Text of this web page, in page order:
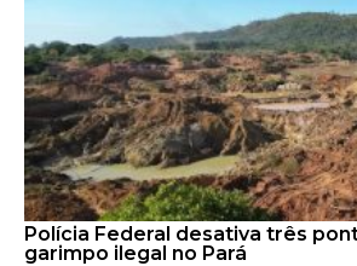
Polícia Federal desativa três
garimpo ilegal no Pará